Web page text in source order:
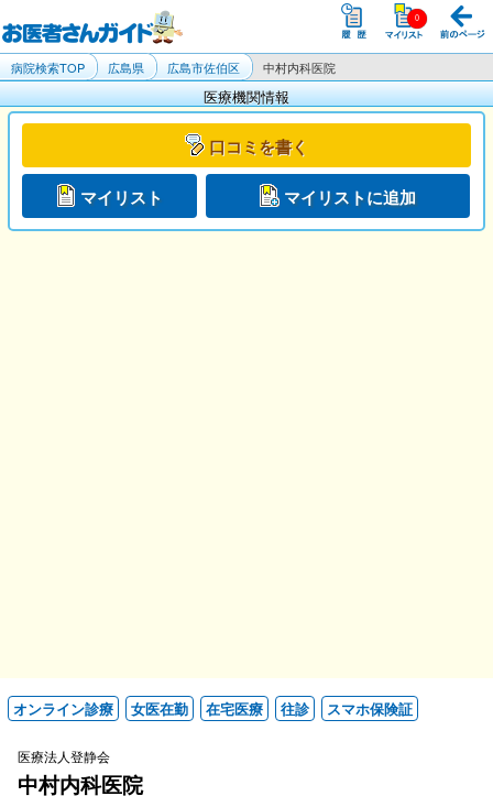
病院検索TOP 広島県 広島市佐伯区 中村内科医院
医療機関情報
口コミを書く
マイリスト マイリストに追加
オンライン診療 女医在勤 在宅医療 往診 スマホ保険証
医療法人登静会
中村内科医院